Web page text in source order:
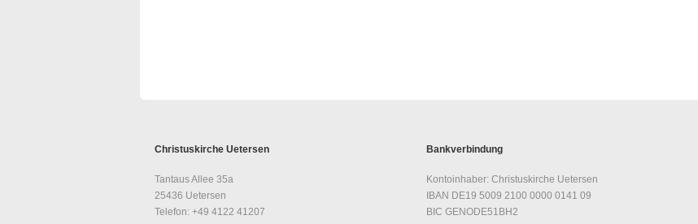
Christuskirche Uetersen
Tantaus Allee 35a
25436 Uetersen
Telefon: +49 4122 41207
Bankverbindung
Kontoinhaber: Christuskirche Uetersen
IBAN DE19 5009 2100 0000 0141 09
BIC GENODE51BH2